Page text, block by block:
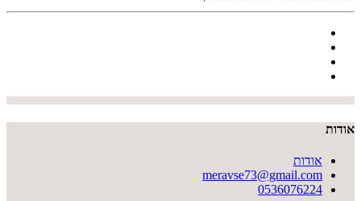
אודות
אודות
meravse73@gmail.com
0536076224